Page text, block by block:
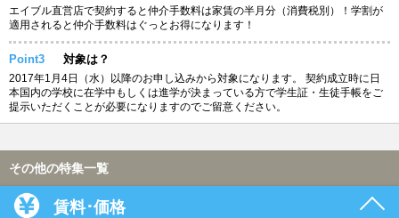
エイブル直営店で契約すると仲介手数料は家賃の半月分（消費税別）！学割が
適用されると仲介手数料はぐっとお得になります！
Point3 対象は？
2017年1月4日（水）以降のお申し込みから対象になります。 契約成立時に日
本国内の学校に在学中もしくは進学が決まっている方で学生証・生徒手帳をご
提示いただくことが必要になりますのでご留意ください。
その他の特集一覧
賃料･価格